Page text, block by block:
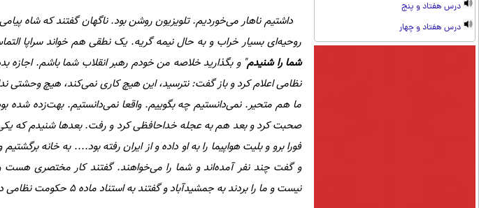
درس هفتاد و پنج
درس هفتاد و چهار
داشتیم ناهار می‌خوردیم. تلویزیون روشن بود. ناگهان گفتند که شاه
روحیه‌ای بسیار خراب و به حال نیمه گریه. یک نطقی هم خواند سراپا
شما را شنیدم" و بگذارید خلاصه من خودم رهبر انقلاب شما باشم.
نظامی اعلام کرد و باز گفت: نترسید، این هیچ کاری نمی‌کند، هیچ
ما هم متحیر. نمی‌دانستیم چه بگوییم. واقعا نمی‌دانستیم. بهت‌زده شده
صحبت کرد و بعد هم به عجله خداحافظی کرد و رفت. بعدها شنیدم که یکی
فورا برو و بلیت هواپیما را به او داده و از ایران رفته بود.... به خانه
و گفت چند نفر آمده‌اند و شما را می‌خواهند. گفتند کار مختصری
نیست و ما را بردند به جمشید‌آباد و گفتند به استناد ماده 5 حکومت نظامی دستگیر شده‌اید.»